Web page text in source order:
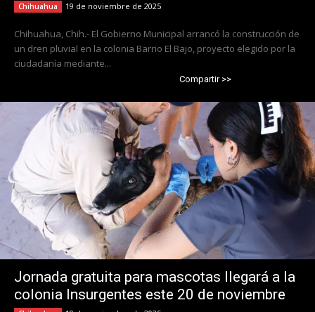
Chihuahua 19 de noviembre de 2025
Chihuahua, Chih.- El Gobierno Municipal arrancó la construcción de
un dren pluvial en la colonia Barrio El Bajo, proyecto elegido por la
ciudadanía mediante...
Compartir >>
Jornada gratuita para mascotas llegará a la
colonia Insurgentes este 20 de noviembre